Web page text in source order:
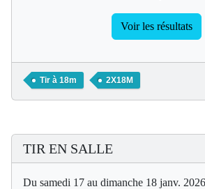
Voir les résultats
Tir à 18m 2X18M
TIR EN SALLE
Du samedi 17 au dimanche 18 janv.